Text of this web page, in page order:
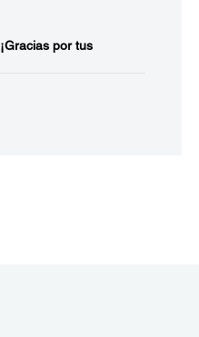
¡Gracias por tus